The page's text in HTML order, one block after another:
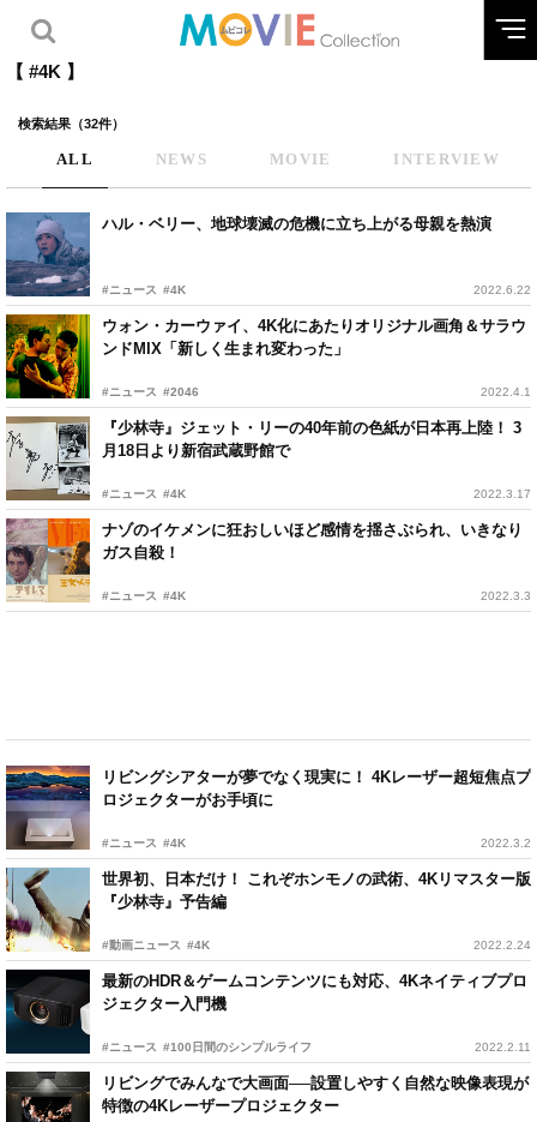
【 #4K 】
検索結果（32件）
ALL NEWS MOVIE INTERVIEW
ハル・ベリー、地球壊滅の危機に立ち上がる母親を熱演
#ニュース #4K 2022.6.22
ウォン・カーウァイ、4K化にあたりオリジナル画角＆サラウ
ンドMIX「新しく生まれ変わった」
#ニュース #2046 2022.4.1
『少林寺』ジェット・リーの40年前の色紙が日本再上陸！ 3
月18日より新宿武蔵野館で
#ニュース #4K 2022.3.17
ナゾのイケメンに狂おしいほど感情を揺さぶられ、いきなり
ガス自殺！
#ニュース #4K 2022.3.3
リビングシアターが夢でなく現実に！ 4Kレーザー超短焦点プ
ロジェクターがお手頃に
#ニュース #4K 2022.3.2
世界初、日本だけ！ これぞホンモノの武術、4Kリマスター版
『少林寺』予告編
#動画ニュース #4K 2022.2.24
最新のHDR＆ゲームコンテンツにも対応、4Kネイティブプロ
ジェクター入門機
#ニュース #100日間のシンプルライフ 2022.2.11
リビングでみんなで大画面──設置しやすく自然な映像表現が
特徴の4Kレーザープロジェクター